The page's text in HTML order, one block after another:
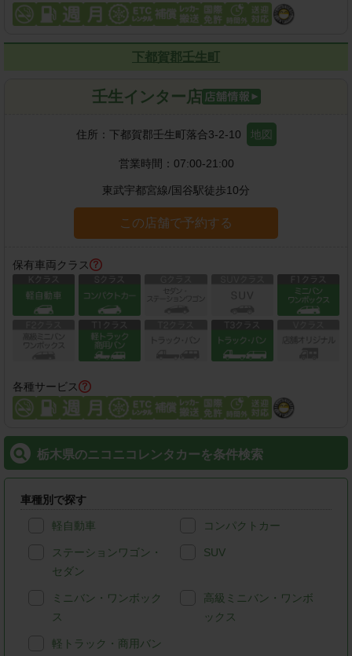
下都賀郡壬生町
壬生インター店
住所： 下都賀郡壬生町落合3-2-10 地図
営業時間： 07:00-21:00
東武宇都宮線/国谷駅徒歩10分
この店舗で予約する
保有車両クラス
各種サービス
栃木県のニコニコレンタカーを条件検索
車種別で探す
軽自動車 コンパクトカー
ステーションワゴン・
セダン
SUV
ミニバン・ワンボック
ス
高級ミニバン・ワンボ
ックス
軽トラック・商用バン